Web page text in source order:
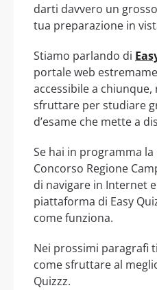
darti davvero un
tua preparazione in
Stiamo parlando di
portale web
accessibile a
sfruttare per studiare
d’esame che mette a
Se hai in programma
Concorso Regione
di navigare in Internet
piattaforma di Easy
come funziona.
Nei prossimi paragrafi
come sfruttare al
Quizzz.